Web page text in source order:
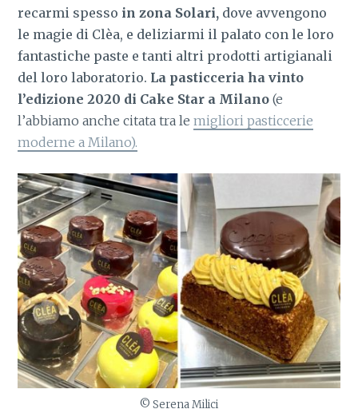
recarmi spesso in zona Solari, dove avvengono
le magie di Clèa, e deliziarmi il palato con le loro
fantastiche paste e tanti altri prodotti artigianali
del loro laboratorio. La pasticceria ha vinto
l’edizione 2020 di Cake Star a Milano(e
l’abbiamo anche citata tra lemigliori pasticcerie
moderne a Milano).
© Serena Milici